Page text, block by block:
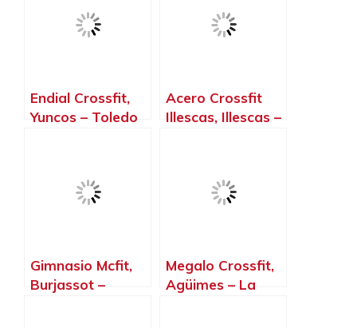
Endial Crossfit,
Yuncos – Toledo
Acero Crossfit
Illescas, Illescas –
Gimnasio Mcfit,
Burjassot –
Megalo Crossfit,
Agüimes – La